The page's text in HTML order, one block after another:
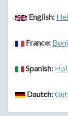
English:
France:
Spanish:
Dautch: